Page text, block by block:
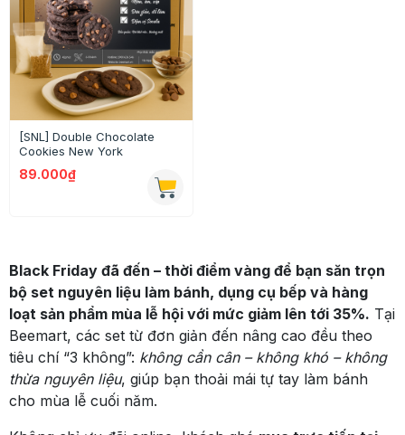
[SNL] Double Chocolate
Cookies New York
89.000₫
Black Friday đã đến – thời điểm vàng để bạn săn trọn
bộ set nguyên liệu làm bánh, dụng cụ bếp và hàng
loạt sản phẩm mùa lễ hội với mức giảm lên tới 35%. Tại
Beemart, các set từ đơn giản đến nâng cao đều theo
tiêu chí “3 không”: không cần cân – không khó – không
thừa nguyên liệu, giúp bạn thoải mái tự tay làm bánh
cho mùa lễ cuối năm.